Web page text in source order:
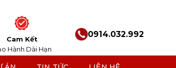
Cam Kết
Hành Dài Hạn
0914.032.992